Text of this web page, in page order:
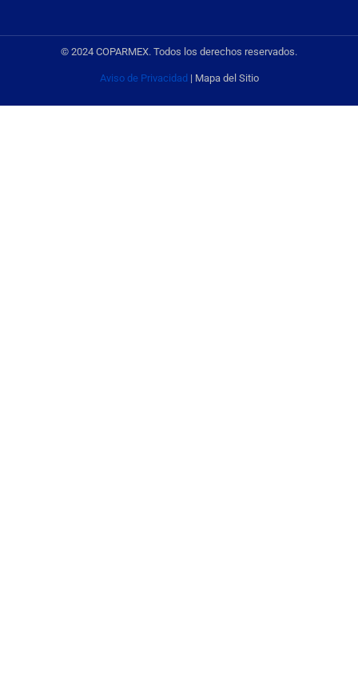
© 2024 COPARMEX. Todos los derechos reservados.
Aviso de Privacidad | Mapa del Sitio